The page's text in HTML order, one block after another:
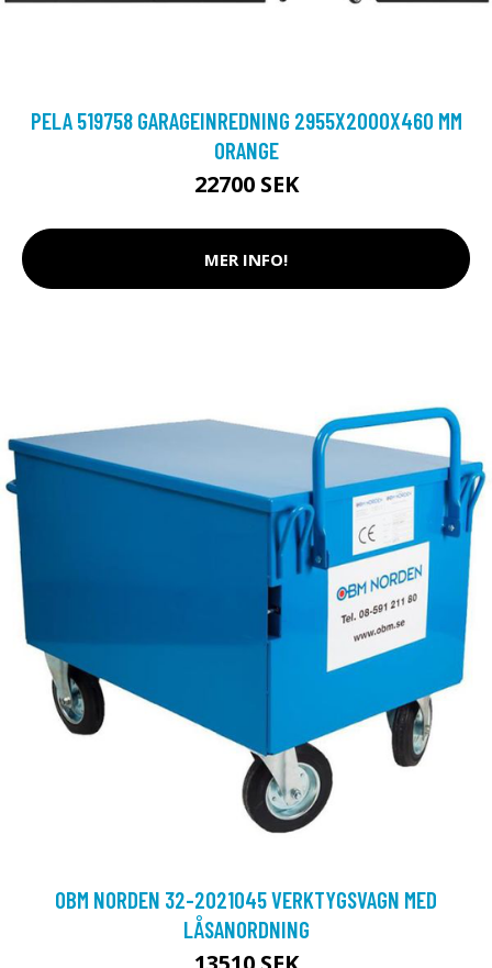
PELA 519758 GARAGEINREDNING 2955X2000X460 MM
ORANGE
22700 SEK
MER INFO!
OBM NORDEN 32-2021045 VERKTYGSVAGN MED
LÅSANORDNING